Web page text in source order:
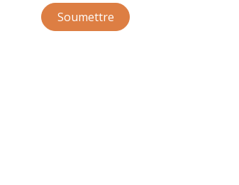
Soumettre